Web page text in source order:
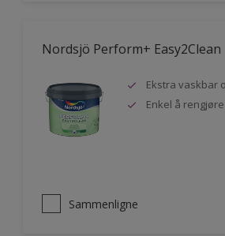
Nordsjö Perform+ Easy2Clean
Ekstra vaskbar
Enkel å rengjøre
Sammenligne